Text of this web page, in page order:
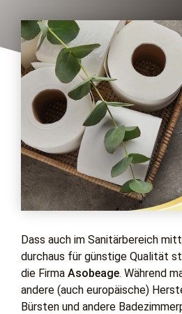
Dass auch im Sanitärbereich
durchaus für günstige Qualität
die Firma Asobeage. Während
andere (auch europäische)
Bürsten und andere